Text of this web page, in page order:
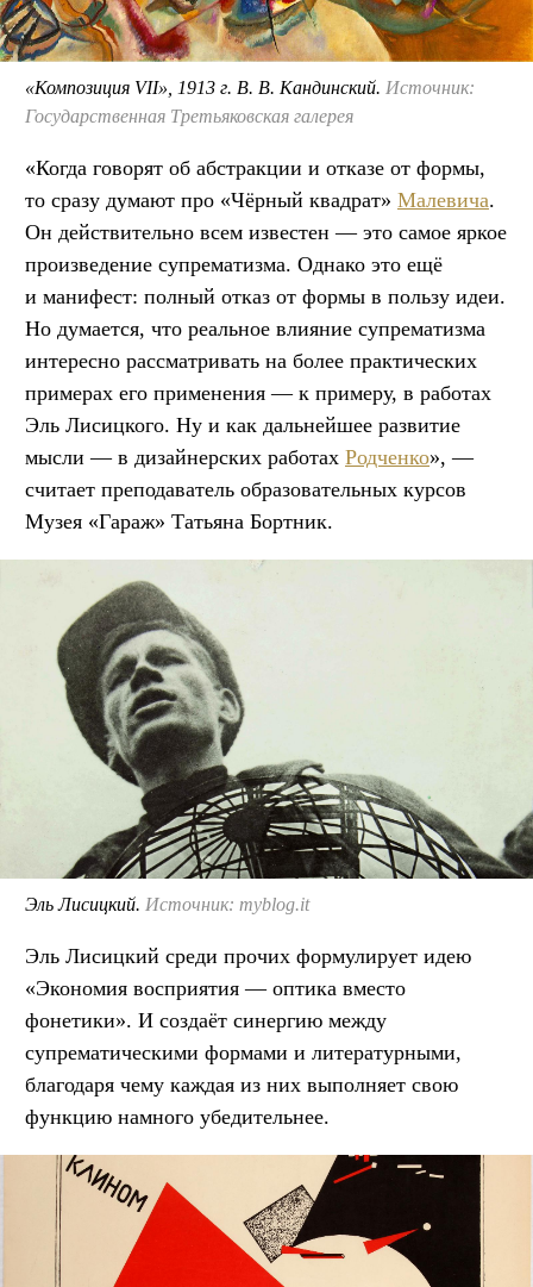
«Композиция VII», 1913 г. В. В. Кандинский. Источник:
Государственная Третьяковская галерея
«Когда говорят об абстракции и отказе от формы,
то сразу думают про «Чёрный квадрат» Малевича.
Он действительно всем известен — это самое яркое
произведение супрематизма. Однако это ещё
и манифест: полный отказ от формы в пользу идеи.
Но думается, что реальное влияние супрематизма
интересно рассматривать на более практических
примерах его применения — к примеру, в работах
Эль Лисицкого. Ну и как дальнейшее развитие
мысли — в дизайнерских работах Родченко», —
считает преподаватель образовательных курсов
Музея «Гараж» Татьяна Бортник.
Эль Лисицкий. Источник: myblog.it
Эль Лисицкий среди прочих формулирует идею
«Экономия восприятия — оптика вместо
фонетики». И создаёт синергию между
супрематическими формами и литературными,
благодаря чему каждая из них выполняет свою
функцию намного убедительнее.